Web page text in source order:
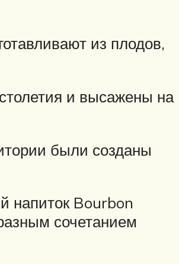
из плодов,
и высажены на
были созданы
напиток Bourbon
сочетанием